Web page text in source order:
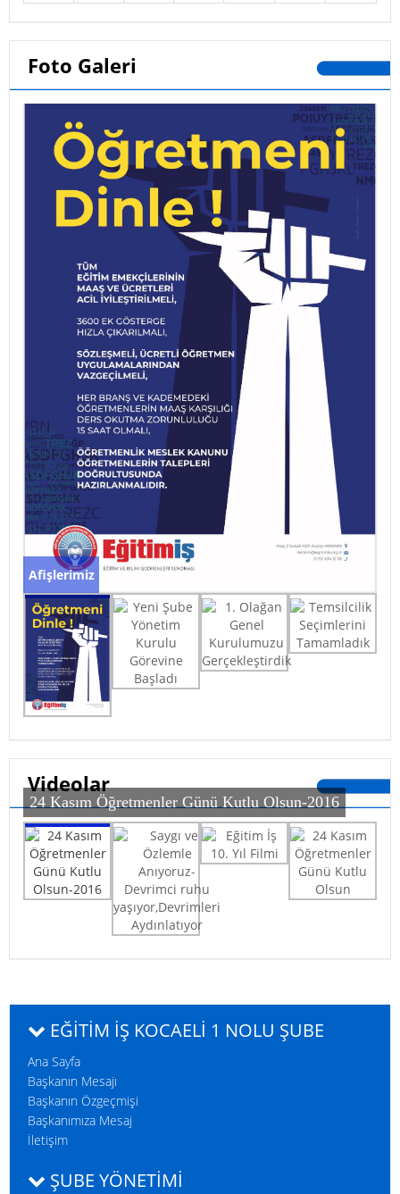
Foto Galeri
Afişlerimiz
Yeni Şube Yönetim Kurulu Görevine Başladı
1. Olağan Genel Kurulumuzu Gerçekleştirdik
Afişlerimiz
Videolar
24 Kasım Öğretmenler Günü Kutlu Olsun-2016
Saygı ve Özlemle Anıyoruz-Devrimci ruhu
yaşıyor,Devrimleri Aydınlatıyor
Eğitim İş 10. Yıl Filmi
24 Kasım Öğretmenler Günü Kutlu Olsun
24 Kasım Öğretmenler Günü Kutlu Olsun-2016
EĞITIM İŞ KOCAELI 1 NOLU ŞUBE
Ana Sayfa
Başkanın Mesajı
Başkanın Özgeçmişi
Başkanımıza Mesaj
İletişim
ŞUBE YÖNETİMİ